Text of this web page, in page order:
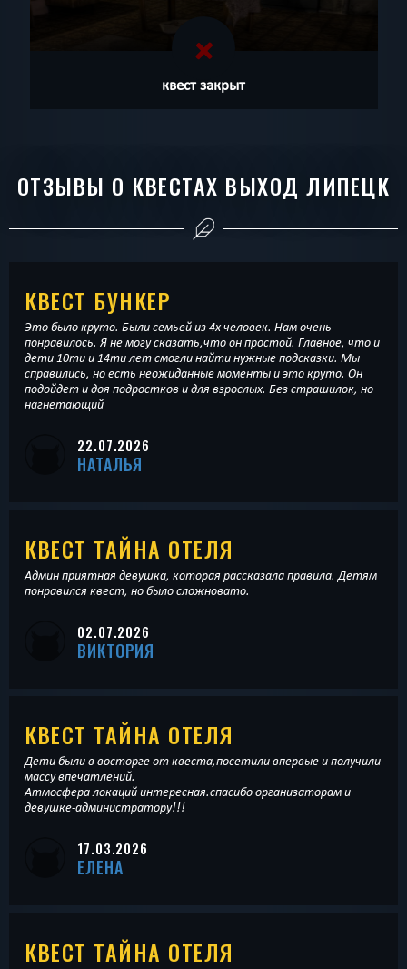
квест закрыт
ОТЗЫВЫ О КВЕСТАХ ВЫХОД ЛИПЕЦК
КВЕСТ БУНКЕР
Это было круто. Были семьей из 4х человек. Нам очень
понравилось. Я не могу сказать,что он простой. Главное, что и
дети 10ти и 14ти лет смогли найти нужные подсказки. Мы
справились, но есть неожиданные моменты и это круто. Он
подойдет и доя подростков и для взрослых. Без страшилок, но
нагнетающий
22.07.2026
НАТАЛЬЯ
КВЕСТ ТАЙНА ОТЕЛЯ
Админ приятная девушка, которая рассказала правила. Детям
понравился квест, но было сложновато.
02.07.2026
ВИКТОРИЯ
КВЕСТ ТАЙНА ОТЕЛЯ
Дети были в восторге от квеста,посетили впервые и получили
массу впечатлений.
Атмосфера локаций интересная.спасибо организаторам и
девушке-администратору!!!
17.03.2026
ЕЛЕНА
КВЕСТ ТАЙНА ОТЕЛЯ